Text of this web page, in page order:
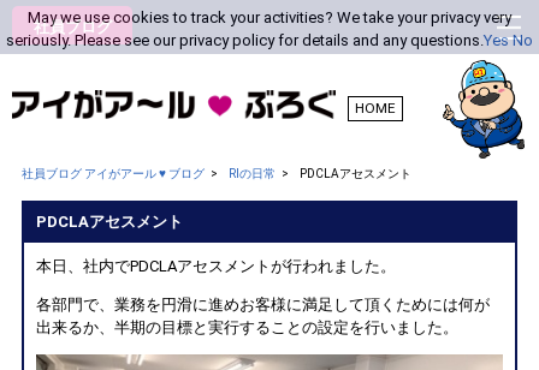
社員ブログ
HOME
社員ブログ アイがアール ♥ ブログ RIの日常 PDCLAアセスメント
PDCLAアセスメント
本日、社内でPDCLAアセスメントが行われました。
各部門で、業務を円滑に進めお客様に満足して頂くためには何が
出来るか、半期の目標と実行することの設定を行いました。
May we use cookies to track your activities? We take your privacy very
seriously. Please see our privacy policy for details and any questions.Yes No